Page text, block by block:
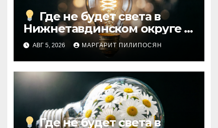
Где не будет света в
Нижнетавдинском округе
АВГ 5, 2026 МАРГАРИТ ПИЛИПОСЯН
Где не будет света в